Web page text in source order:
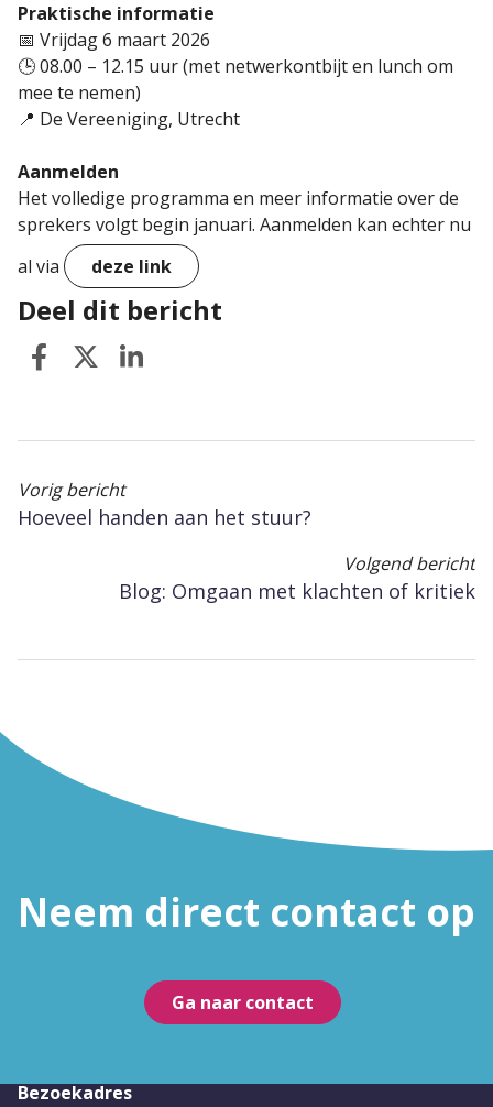
Praktische informatie
📅 Vrijdag 6 maart 2026
🕒 08.00 – 12.15 uur (met netwerkontbijt en lunch om
mee te nemen)
📍 De Vereeniging, Utrecht
Aanmelden
Het volledige programma en meer informatie over de
sprekers volgt begin januari. Aanmelden kan echter nu
al via
deze link
Deel dit bericht
Vorig bericht
Hoeveel handen aan het stuur?
Volgend bericht
Blog: Omgaan met klachten of kritiek
Neem direct contact op
Ga naar contact
Bezoekadres